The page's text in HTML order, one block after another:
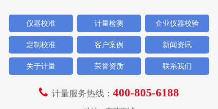
仪器校准 计量检测 企业仪器校验
定制校准 客户案例 新闻资讯
关于计量 荣誉资质 联系我们
计量服务热线： 400-805-6188